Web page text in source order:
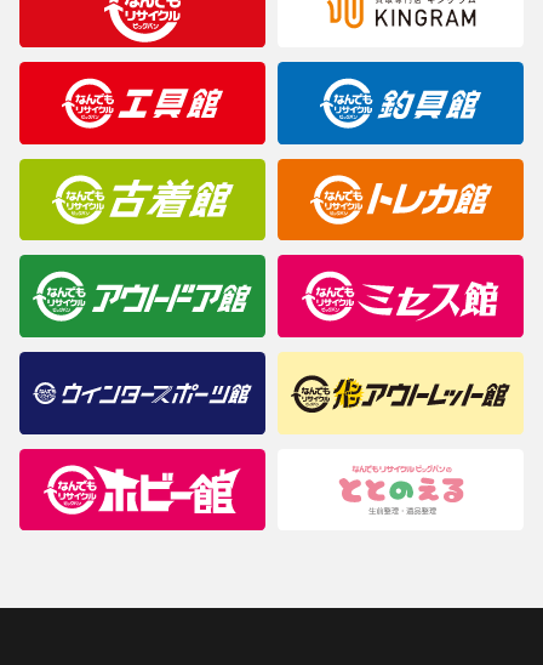
※表記したカラー名は、当社が判断した名称を掲載しています。
製造元が定めたカラー名と異なることもあります。色調などご不
明なことがありましたらご購入前にお問い合わせください。
商品について